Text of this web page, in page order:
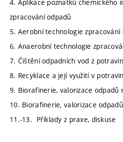
4. Aplikace poznatků chemického
zpracování odpadů
5. Aerobní technologie zpracování
6. Anaerobní technologie
7. Čištění odpadních vod z
8. Recyklace a její využití v
9. Biorafinerie, valorizace odpadů
10. Biorafinerie, valorizace
11.-13. Příklady z praxe, diskuse